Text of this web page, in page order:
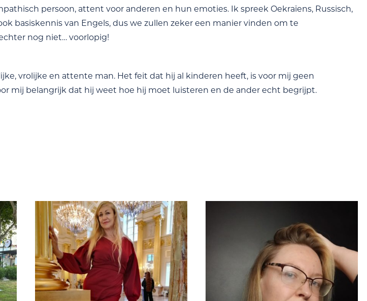
persoon, attent voor anderen en hun emoties. Ik spreek Oekraïens, Russisch,
basiskennis van Engels, dus we zullen zeker een manier vinden om te
nog niet… voorlopig!
vrolijke en attente man. Het feit dat hij al kinderen heeft, is voor mij geen
mij belangrijk dat hij weet hoe hij moet luisteren en de ander echt begrijpt.